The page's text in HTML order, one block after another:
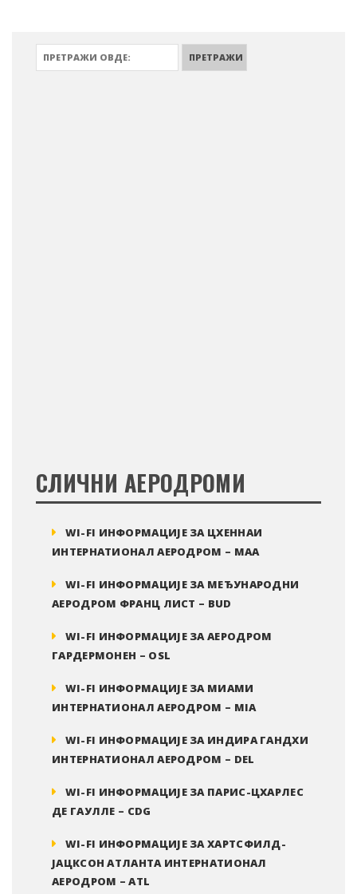
СЛИЧНИ АЕРОДРОМИ
WI-FI ИНФОРМАЦИЈЕ ЗА ЦХЕННАИ
ИНТЕРНАТИОНАЛ АЕРОДРОМ – MAA
WI-FI ИНФОРМАЦИЈЕ ЗА МЕЂУНАРОДНИ
АЕРОДРОМ ФРАНЦ ЛИСТ – BUD
WI-FI ИНФОРМАЦИЈЕ ЗА АЕРОДРОМ
ГАРДЕРМОНЕН – OSL
WI-FI ИНФОРМАЦИЈЕ ЗА МИАМИ
ИНТЕРНАТИОНАЛ АЕРОДРОМ – MIA
WI-FI ИНФОРМАЦИЈЕ ЗА ИНДИРА ГАНДХИ
ИНТЕРНАТИОНАЛ АЕРОДРОМ – DEL
WI-FI ИНФОРМАЦИЈЕ ЗА ПАРИС-ЦХАРЛЕС
ДЕ ГАУЛЛЕ – CDG
WI-FI ИНФОРМАЦИЈЕ ЗА ХАРТСФИЛД-
ЈАЦКСОН АТЛАНТА ИНТЕРНАТИОНАЛ
АЕРОДРОМ – ATL